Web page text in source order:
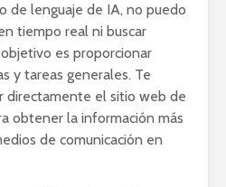
de lenguaje de IA, no puedo
tiempo real ni buscar
es proporcionar
y tareas generales. Te
directamente el sitio web de
obtener la información más
de comunicación en